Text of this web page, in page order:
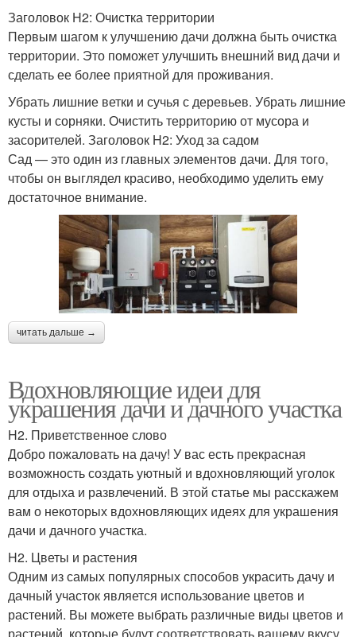
Заголовок H2: Очистка территории
Первым шагом к улучшению дачи должна быть очистка
территории. Это поможет улучшить внешний вид дачи и
сделать ее более приятной для проживания.
Убрать лишние ветки и сучья с деревьев. Убрать лишние
кусты и сорняки. Очистить территорию от мусора и
засорителей. Заголовок H2: Уход за садом
Сад — это один из главных элементов дачи. Для того,
чтобы он выглядел красиво, необходимо уделить ему
достаточное внимание.
читать дальше →
Вдохновляющие идеи для
украшения дачи и дачного участка
H2. Приветственное слово
Добро пожаловать на дачу! У вас есть прекрасная
возможность создать уютный и вдохновляющий уголок
для отдыха и развлечений. В этой статье мы расскажем
вам о некоторых вдохновляющих идеях для украшения
дачи и дачного участка.
H2. Цветы и растения
Одним из самых популярных способов украсить дачу и
дачный участок является использование цветов и
растений. Вы можете выбрать различные виды цветов и
растений, которые будут соответствовать вашему вкусу